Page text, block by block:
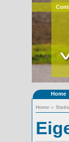
Home
Home »